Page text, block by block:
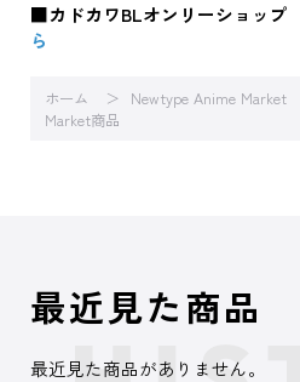
■カドカワBLオンリーショッ
ら
ホーム Newtype Anime Market
Market商品
最近見た商品
最近見た商品がありません。